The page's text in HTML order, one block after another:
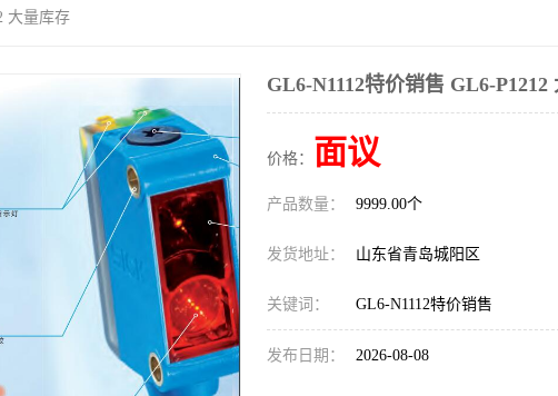
大量库存
GL6-N1112特价销售 GL6-P1212
价格： 面议
产品数量： 9999.00个
发货地址： 山东省青岛城阳区
关键词： GL6-N1112特价销售
发布日期： 2026-08-08